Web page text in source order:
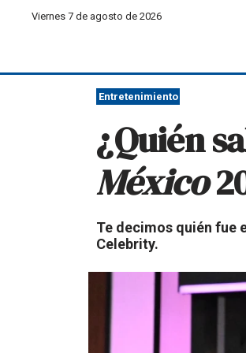
Viernes 7 de agosto de 2026
Entretenimiento
¿Quién
México
Te decimos quién fue
Celebrity.